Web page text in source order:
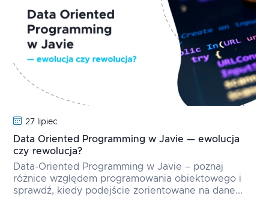
27 lipiec
Data Oriented Programming w Javie — ewolucja
czy rewolucja?
Data-Oriented Programming w Javie – poznaj
różnice względem programowania obiektowego i
sprawdź, kiedy podejście zorientowane na dane...